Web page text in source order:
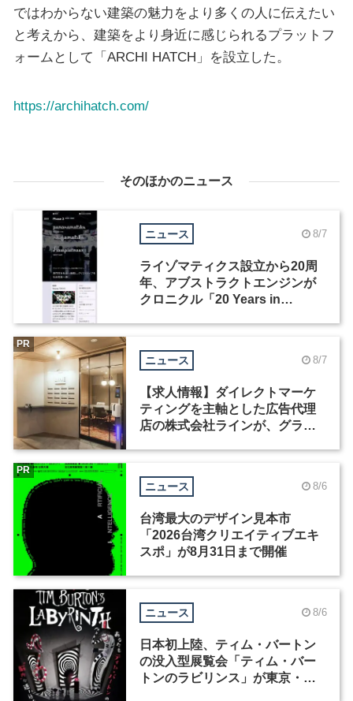
ではわからない建築の魅力をより多くの人に伝えたい
と考えから、建築をより身近に感じられるプラットフ
ォームとして「ARCHI HATCH」を設立した。
https://archihatch.com/
そのほかのニュース
ニュース 8/7
ライゾマティクス設立から20周
年、アブストラクトエンジンが
クロニクル「20 Years in
ニュース 8/7
【求人情報】ダイレクトマーケ
ティングを主軸とした広告代理
店の株式会社ラインが、グラフ
PR
ニュース 8/6
台湾最大のデザイン見本市
「2026台湾クリエイティブエキ
スポ」が8月31日まで開催
PR
ニュース 8/6
日本初上陸、ティム・バートン
の没入型展覧会「ティム・バー
トンのラビリンス」が東京・豊